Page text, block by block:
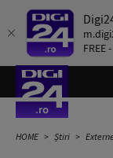
FREE
HOME Știri